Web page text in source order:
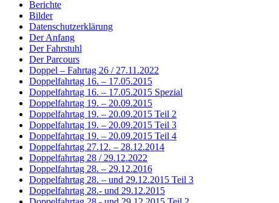
Berichte
Bilder
Datenschutzerklärung
Der Anfang
Der Fahrstuhl
Der Parcours
Doppel – Fahrtag 26 / 27.11.2022
Doppelfahrtag 16. – 17.05.2015
Doppelfahrtag 16. – 17.05.2015 Spezial
Doppelfahrtag 19. – 20.09.2015
Doppelfahrtag 19. – 20.09.2015 Teil 2
Doppelfahrtag 19. – 20.09.2015 Teil 3
Doppelfahrtag 19. – 20.09.2015 Teil 4
Doppelfahrtag 27.12. – 28.12.2014
Doppelfahrtag 28 / 29.12.2022
Doppelfahrtag 28. – 29.12.2016
Doppelfahrtag 28. – und 29.12.2015 Teil 3
Doppelfahrtag 28.- und 29.12.2015